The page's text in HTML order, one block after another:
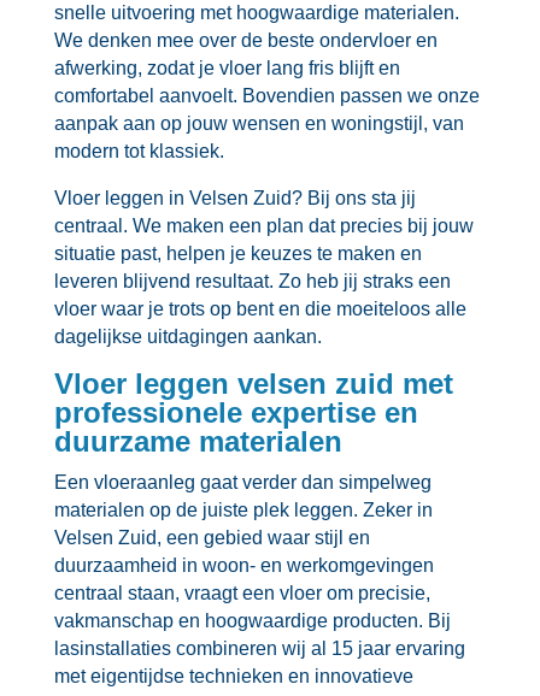
snelle uitvoering met hoogwaardige materialen.​
We denken mee over de beste ondervloer en
afwerking, zodat je vloer lang fris blijft en
comfortabel aanvoelt.​ Bovendien passen we onze
aanpak aan op jouw wensen en woningstijl, van
modern tot klassiek.​
Vloer leggen in Velsen Zuid? Bij ons sta jij
centraal.​ We maken een plan dat precies bij jouw
situatie past, helpen je keuzes te maken en
leveren blijvend resultaat.​ Zo heb jij straks een
vloer waar je trots op bent en die moeiteloos alle
dagelijkse uitdagingen aankan.​
Vloer leggen velsen zuid met
professionele expertise en
duurzame materialen
Een vloeraanleg gaat verder dan simpelweg
materialen op de juiste plek leggen.​ Zeker in
Velsen Zuid, een gebied waar stijl en
duurzaamheid in woon- en werkomgevingen
centraal staan, vraagt een vloer om precisie,
vakmanschap en hoogwaardige producten.​ Bij
lasinstallaties combineren wij al 15 jaar ervaring
met eigentijdse technieken en innovatieve